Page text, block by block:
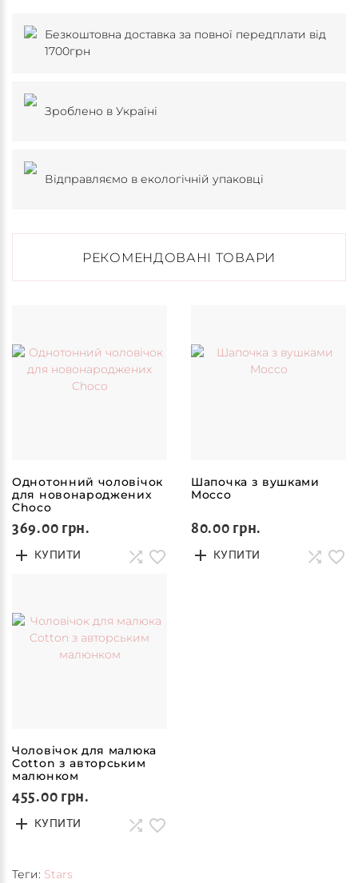
Безкоштовна доставка за повної передплати від
1700грн
Зроблено в Україні
Відправляємо в екологічній упаковці
РЕКОМЕНДОВАНІ ТОВАРИ
Однотонний чоловічок
для новонароджених
Choco
369.00 грн.
КУПИТИ
Шапочка з вушками
Mocco
80.00 грн.
КУПИТИ
Чоловічок для малюка
Cotton з авторським
малюнком
455.00 грн.
КУПИТИ
Теги: Stars